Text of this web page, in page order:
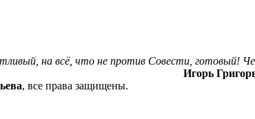
на всё, что не против Совести, готовый!
Игорь
, все права защищены.